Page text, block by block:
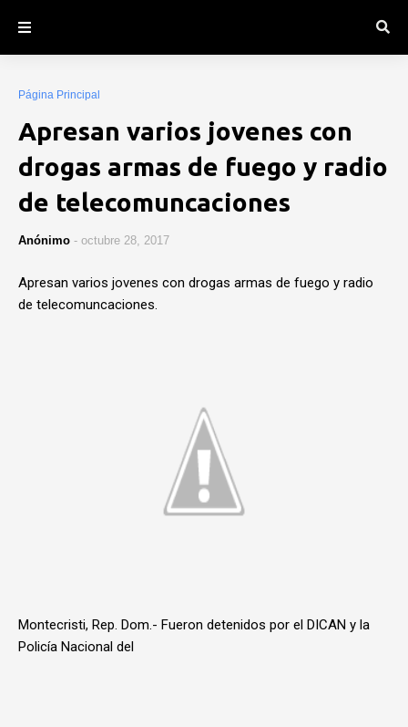
Página Principal
Apresan varios jovenes con
drogas armas de fuego y radio
de telecomuncaciones
Anónimo - octubre 28, 2017
Apresan varios jovenes con drogas armas de fuego y radio
de telecomuncaciones.
Montecristi, Rep. Dom.- Fueron detenidos por el DICAN y la
Policía Nacional del